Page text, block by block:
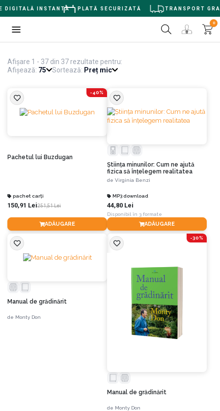
INSTANTĂ PLATĂ SECURIZATĂ TRANSPORT
0
Afișare 1 - 37 din 37 rezultate pentru:
Afișează: 75 Sortează: Preț mic
-40%
Pachetul lui Buzdugan
pachet carți
150,91 Lei251,51 Lei
ADĂUGARE
Știința minunilor: Cum ne ajută
fizica să înțelegem realitatea
de Virginia Benzi
MP3 download
44,80 Lei
Disponibil în 3 formate
ADĂUGARE
Manual de grădinărit
de Monty Don
-30%
Manual de grădinărit
de Monty Don